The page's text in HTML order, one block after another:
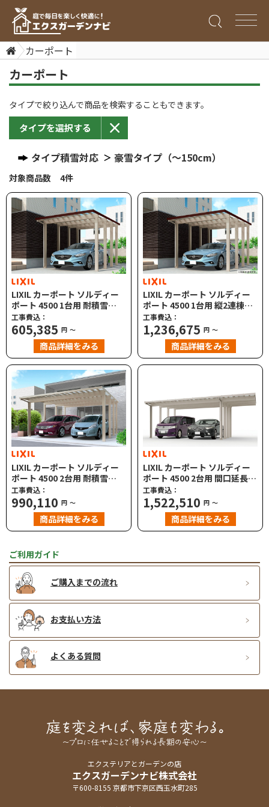
カーポート
カーポート
タイプで絞り込んで商品を検索することもできます。
タイプを選択する
タイプ積雪対応 豪雪タイプ（～150cm）
対象商品数 4件
LIXIL カーポート ソルディー
ポート 4500 1台用 耐積雪
150cm相当対応
工事費込：
605,385 円 ～
商品詳細をみる
LIXIL カーポート ソルディー
ポート 4500 1台用 縦2連棟タ
イプ 耐積雪150cm相当対応
工事費込：
1,236,675 円 ～
商品詳細をみる
LIXIL カーポート ソルディー
ポート 4500 2台用 耐積雪
150cm相当対応
工事費込：
990,110 円 ～
商品詳細をみる
LIXIL カーポート ソルディー
ポート 4500 2台用 間口延長タ
イプ 耐積雪150cm相当対応
工事費込：
1,522,510 円 ～
商品詳細をみる
ご利用ガイド
ご購入までの流れ
お支払い方法
よくある質問
エクステリアとガーデンの店
エクスガーデンナビ株式会社
〒600-8155 京都市下京区西玉水町285